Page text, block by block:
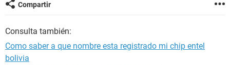
Compartir
Consulta también:
Como saber a que nombre esta registrado mi chip entel
bolivia